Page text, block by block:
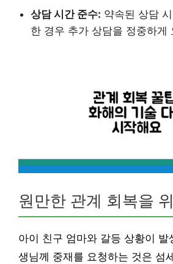
상담 시간 준수: 약속된 상담
한 경우 추가 상담을 정중하게
원만한 관계 회복을
아이 친구 엄마와 갈등 상황이 발
생님께 중재를 요청하는 것은 섬